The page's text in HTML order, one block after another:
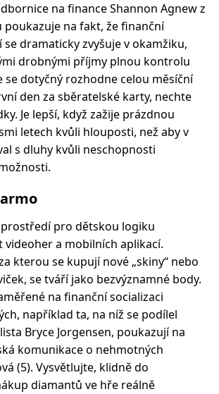
na finance Shannon Agnew z
poukazuje na fakt, že finanční
dramaticky zvyšuje v okamžiku,
drobnými příjmy plnou kontrolu
se dotyčný rozhodne celou měsíční
den za sběratelské karty, nechte
Je lepší, když zažije prázdnou
letech kvůli hlouposti, než aby v
s dluhy kvůli neschopnosti
pro dětskou logiku
videoher a mobilních aplikací.
kterou se kupují nové „skiny“ nebo
se tváří jako bezvýznamné body.
na finanční socializaci
například ta, na níž se podílel
Bryce Jorgensen, poukazují na
komunikace o nehmotných
(5). Vysvětlujte, klidně do
diamantů ve hře reálně